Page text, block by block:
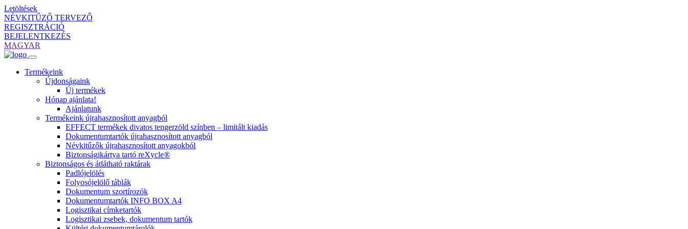
Letöltések
NÉVKITŰZŐ TERVEZŐ
REGISZTRÁCIÓ
BEJELENTKEZÉS
MAGYAR
Termékeink
Újdonságaink
Új termékek
Hónap ajánlata!
Ajánlatunk
Termékeink újrahasznosított anyagból
EFFECT termékek divatos tengerzöld színben – limitált kiadás
Dokumentumtartók újrahasznosított anyagból
Névkitűzők újrahasznosított anyagokból
Biztonságikártya tartó reXycle®
Biztonságos és átlátható raktárak
Padlójelölés
Folyosójelölő táblák
Dokumentum szortírozók
Dokumentumtartók INFO BOX A4
Logisztikai címketartók
Logisztikai zsebek, dokumentum tartók